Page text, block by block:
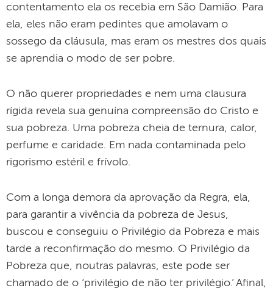
contentamento ela os recebia em São Damião. Para
ela, eles não eram pedintes que amolavam o
sossego da cláusula, mas eram os mestres dos quais
se aprendia o modo de ser pobre.
O não querer propriedades e nem uma clausura
rígida revela sua genuína compreensão do Cristo e
sua pobreza. Uma pobreza cheia de ternura, calor,
perfume e caridade. Em nada contaminada pelo
rigorismo estéril e frívolo.
Com a longa demora da aprovação da Regra, ela,
para garantir a vivência da pobreza de Jesus,
buscou e conseguiu o Privilégio da Pobreza e mais
tarde a reconfirmação do mesmo. O Privilégio da
Pobreza que, noutras palavras, este pode ser
chamado de o ‘privilégio de não ter privilégio.’ Afinal,